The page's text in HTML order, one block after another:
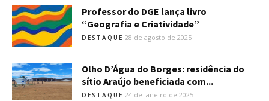
Professor do DGE lança livro
“Geografia e Criatividade”
DESTAQUE 28 de agosto de 2025
Olho D’Água do Borges: residência do
sítio Araújo beneficiada com...
DESTAQUE 24 de janeiro de 2025